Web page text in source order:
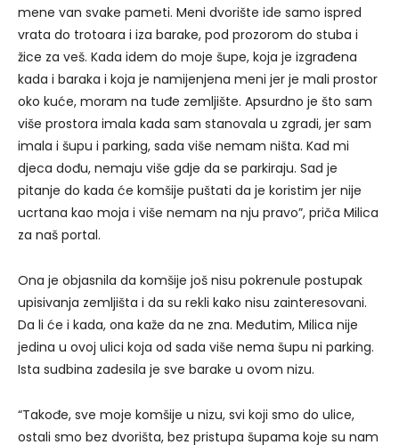
mene van svake pameti. Meni dvorište ide samo ispred
vrata do trotoara i iza barake, pod prozorom do stuba i
žice za veš. Kada idem do moje šupe, koja je izgrađena
kada i baraka i koja je namijenjena meni jer je mali prostor
oko kuće, moram na tuđe zemljište. Apsurdno je što sam
više prostora imala kada sam stanovala u zgradi, jer sam
imala i šupu i parking, sada više nemam ništa. Kad mi
djeca dođu, nemaju više gdje da se parkiraju. Sad je
pitanje do kada će komšije puštati da je koristim jer nije
ucrtana kao moja i više nemam na nju pravo”, priča Milica
za naš portal.
Ona je objasnila da komšije još nisu pokrenule postupak
upisivanja zemljišta i da su rekli kako nisu zainteresovani.
Da li će i kada, ona kaže da ne zna. Međutim, Milica nije
jedina u ovoj ulici koja od sada više nema šupu ni parking.
Ista sudbina zadesila je sve barake u ovom nizu.
“Takođe, sve moje komšije u nizu, svi koji smo do ulice,
ostali smo bez dvorišta, bez pristupa šupama koje su nam